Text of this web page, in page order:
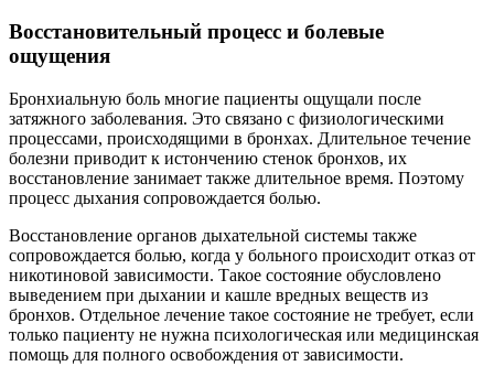
Восстановительный процесс и болевые
ощущения
Бронхиальную боль многие пациенты ощущали после
затяжного заболевания. Это связано с физиологическими
процессами, происходящими в бронхах. Длительное течение
болезни приводит к истончению стенок бронхов, их
восстановление занимает также длительное время. Поэтому
процесс дыхания сопровождается болью.
Восстановление органов дыхательной системы также
сопровождается болью, когда у больного происходит отказ от
никотиновой зависимости. Такое состояние обусловлено
выведением при дыхании и кашле вредных веществ из
бронхов. Отдельное лечение такое состояние не требует, если
только пациенту не нужна психологическая или медицинская
помощь для полного освобождения от зависимости.